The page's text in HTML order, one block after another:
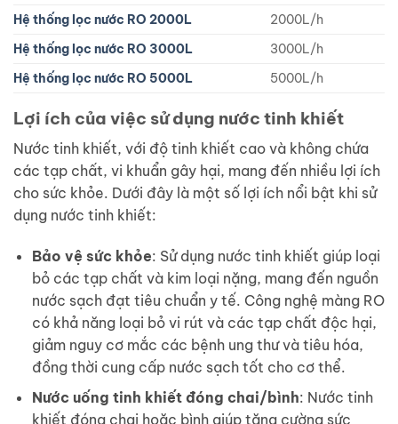
Hệ thống lọc nước RO 2000L
2000L/h
Hệ thống lọc nước RO 3000L
3000L/h
Hệ thống lọc nước RO 5000L
5000L/h
Lợi ích của việc sử dụng nước tinh khiết
Nước tinh khiết, với độ tinh khiết cao và không chứa
các tạp chất, vi khuẩn gây hại, mang đến nhiều lợi ích
cho sức khỏe. Dưới đây là một số lợi ích nổi bật khi sử
dụng nước tinh khiết:
Bảo vệ sức khỏe: Sử dụng nước tinh khiết giúp loại
bỏ các tạp chất và kim loại nặng, mang đến nguồn
nước sạch đạt tiêu chuẩn y tế. Công nghệ màng RO
có khả năng loại bỏ vi rút và các tạp chất độc hại,
giảm nguy cơ mắc các bệnh ung thư và tiêu hóa,
đồng thời cung cấp nước sạch tốt cho cơ thể.
Nước uống tinh khiết đóng chai/bình: Nước tinh
khiết đóng chai hoặc bình giúp tăng cường sức